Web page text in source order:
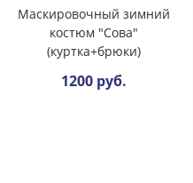
Маскировочный зимний
костюм "Сова"
(куртка+брюки)
1200 руб.